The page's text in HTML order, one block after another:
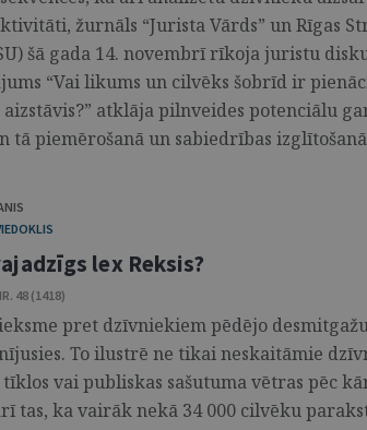
žurnāls “Jurista Vārds” un Rīgas
šā gada 14. novembrī rīkoja juristu
“Vai likums un cilvēks šobrīd ir
atklāja pilnveides potenciālu
tā piemērošanā un sabiedrības
lex Reksis?
48 (1418)
pret dzīvniekiem pēdējo
To ilustrē ne tikai neskaitāmie
tīklos vai publiskas sašutuma vētras pēc
tas, ka vairāk nekā 34 000 cilvēku